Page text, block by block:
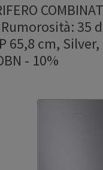
35
65,8 cm, Silver,
- 10%